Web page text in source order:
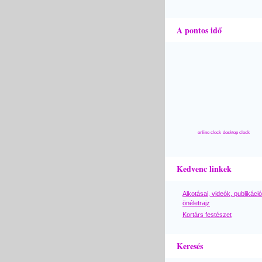
A pontos idő
online clock desktop clock
Kedvenc linkek
Alkotásai, videók,
önéletrajz
Kortárs festészet
Keresés